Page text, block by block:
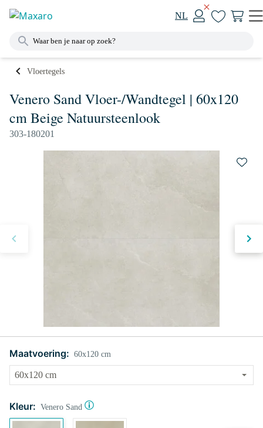
NL
Vloertegels
Venero Sand Vloer-/Wandtegel | 60x120
cm Beige Natuursteenlook
303-180201
Maatvoering: 60x120 cm
Kleur: Venero Sand